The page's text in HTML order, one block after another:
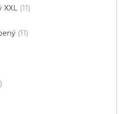
XXL 11
11
Traditional oak greige